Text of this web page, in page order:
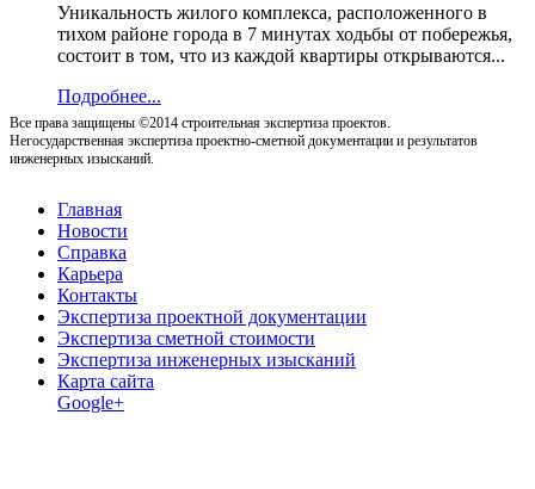
Уникальность жилого комплекса, расположенного в
тихом районе города в 7 минутах ходьбы от побережья,
состоит в том, что из каждой квартиры открываются...
Подробнее...
Все права защищены ©2014 строительная экспертиза проектов.
Негосударственная экспертиза проектно-сметной документации и результатов
инженерных изысканий.
Главная
Новости
Справка
Карьера
Контакты
Экспертиза проектной документации
Экспертиза сметной стоимости
Экспертиза инженерных изысканий
Карта сайта
Google+